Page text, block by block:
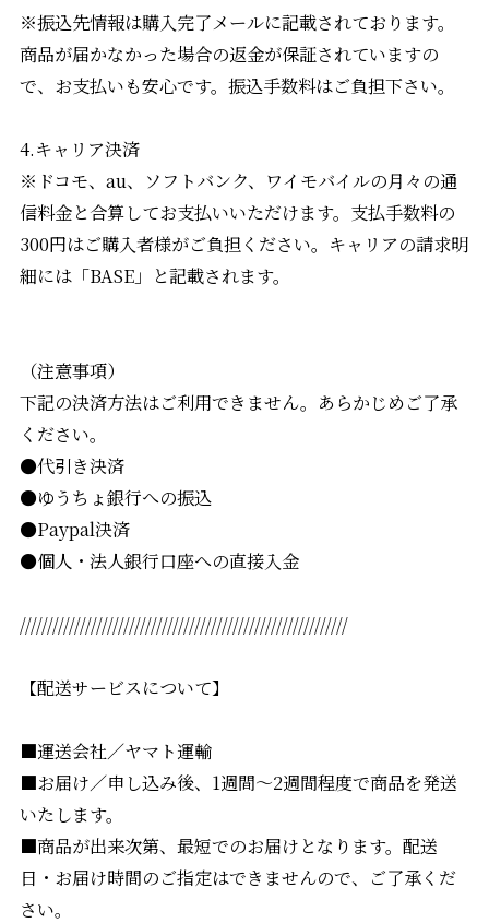
※振込先情報は購入完了メールに記載されております。
商品が届かなかった場合の返金が保証されていますの
で、お支払いも安心です。振込手数料はご負担下さい。
4.キャリア決済
※ドコモ、au、ソフトバンク、ワイモバイルの月々の通
信料金と合算してお支払いいただけます。支払手数料の
300円はご購入者様がご負担ください。キャリアの請求明
細には「BASE」と記載されます。
（注意事項）
下記の決済方法はご利用できません。あらかじめご了承
ください。
●代引き決済
●ゆうちょ銀行への振込
●Paypal決済
●個人・法人銀行口座への直接入金
////////////////////////////////////////////////////////////
【配送サービスについて】
■運送会社／ヤマト運輸
■お届け／申し込み後、1週間〜2週間程度で商品を発送
いたします。
■商品が出来次第、最短でのお届けとなります。配送
日・お届け時間のご指定はできませんので、ご了承くだ
さい。